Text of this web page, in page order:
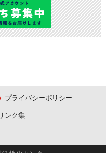
プライバシーポリシー
リンク集